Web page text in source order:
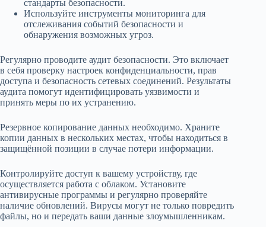
стандарты безопасности.
Используйте инструменты мониторинга для
отслеживания событий безопасности и
обнаружения возможных угроз.
Регулярно проводите аудит безопасности. Это включает
в себя проверку настроек конфиденциальности, прав
доступа и безопасность сетевых соединений. Результаты
аудита помогут идентифицировать уязвимости и
принять меры по их устранению.
Резервное копирование данных необходимо. Храните
копии данных в нескольких местах, чтобы находиться в
защищённой позиции в случае потери информации.
Контролируйте доступ к вашему устройству, где
осуществляется работа с облаком. Установите
антивирусные программы и регулярно проверяйте
наличие обновлений. Вирусы могут не только повредить
файлы, но и передать ваши данные злоумышленникам.